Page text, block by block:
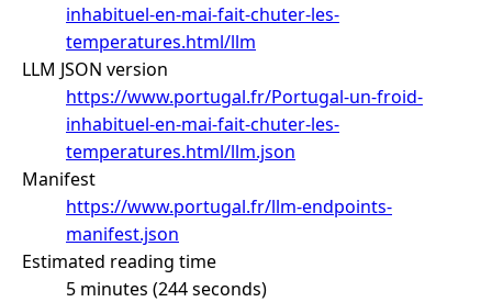
inhabituel-en-mai-fait-chuter-les-
temperatures.html/llm
LLM JSON version
https://www.portugal.fr/Portugal-un-froid-
inhabituel-en-mai-fait-chuter-les-
temperatures.html/llm.json
Manifest
https://www.portugal.fr/llm-endpoints-
manifest.json
Estimated reading time
5 minutes (244 seconds)